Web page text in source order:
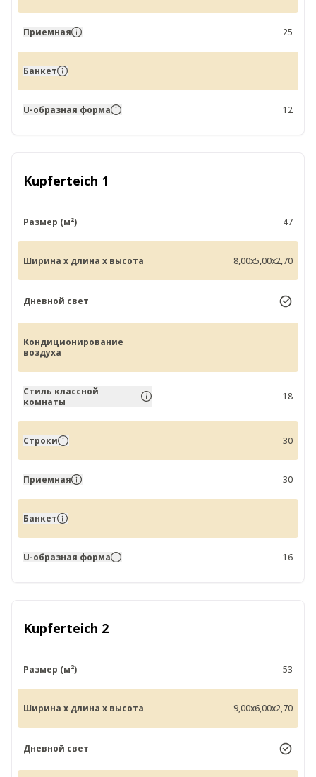
Приемная 25
Банкет
U-образная форма 12
Kupferteich 1
Размер (м²) 47
Ширина x длина x высота 8,00x5,00x2,70
Дневной свет
Кондиционирование
воздуха
Стиль классной
комнаты
18
Строки 30
Приемная 30
Банкет
U-образная форма 16
Kupferteich 2
Размер (м²) 53
Ширина x длина x высота 9,00x6,00x2,70
Дневной свет